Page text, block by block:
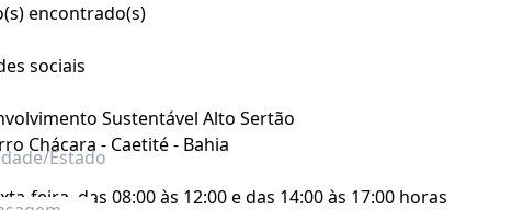
encontrado(s)
sociais
Sustentável Alto Sertão
Chácara - Caetité - Bahia
feira, das 08:00 às 12:00 e das 14:00 às 17:00 horas